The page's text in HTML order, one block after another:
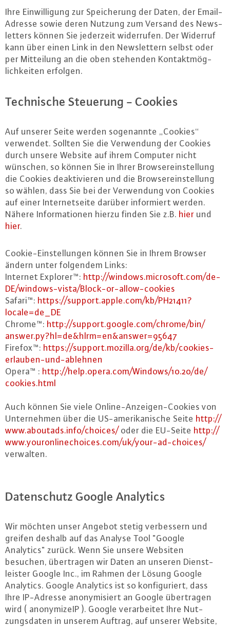
Ihre Ein­wil­li­gung zur Spei­che­rung der Daten, der Email-
Adres­se sowie deren Nutzung zum Versand des News­
let­ters können Sie jederzeit wi­der­ru­fen. Der Widerruf
kann über einen Link in den News­let­tern selbst oder
per Mit­tei­lung an die oben stehenden Kon­takt­mög­
lich­kei­ten erfolgen.
Tech­ni­sche Steuerung - Cookies
Auf unserer Seite werden so­ge­nann­te „Cookies“
verwendet. Sollten Sie die Ver­wen­dung der Cookies
durch unsere Website auf ihrem Computer nicht
wünschen, so können Sie in Ihrer Brow­ser­ein­stel­lung
die Cookies de­ak­ti­vie­ren und die Brow­ser­ein­stel­lung
so wählen, dass Sie bei der Ver­wen­dung von Cookies
auf einer In­ter­net­sei­te darüber in­for­miert werden.
Nähere In­for­ma­tio­nen hierzu finden Sie z.B. hier und
hier.
Coo­kie-Ein­stel­lun­gen können Sie in Ihrem Browser
ändern unter folgendem Links:
Internet Explorer™: http://​windows.​microsoft.​com/​de-​
DE/​windows-​vista/​Block-​or-​allow-​cookies
Safari™: https://​support.​apple.​com/​kb/​PH21411?​
locale=de_​DE
Chrome™: http://​support.​google.​com/​chrome/​bin/​
answer.​py?​hl=de&​hlrm=en&​answer=95647
Firefox™: https://​support.​mozilla.​org/​de/​kb/​cookies-​
erlauben-​und-​ablehnen
Opera™ : http://​help.​opera.​com/​Windows/​10.​20/​de/​
cookies.​html
Auch können Sie viele On­line-An­zei­gen-Coo­kies von
Un­ter­neh­men über die US-ame­ri­ka­ni­sche Seite http://​
www.​aboutads.​info/​choices/ oder die EU-Seite http://​
www.​youronlinechoices.​com/​uk/​your-​ad-​choices/
verwalten.
Da­ten­schutz Google Analytics
Wir möchten unser Angebot stetig ver­bes­sern und
greifen deshalb auf das Analyse Tool "Google
Analytics" zurück. Wenn Sie unsere Websiten
besuchen, über­tra­gen wir Daten an unseren Dienst­
leis­ter Google Inc., im Rahmen der Lösung Google
Analytics. Google Analytics ist so kon­fi­gu­riert, dass
Ihre IP-Adres­se an­ony­mi­siert an Google über­tra­gen
wird ( an­ony­mi­zeIP ). Google ver­ar­bei­tet Ihre Nut­
zungs­da­ten in unserem Auftrag, auf unserer Website,